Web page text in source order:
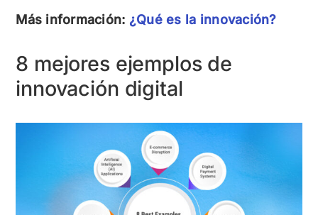
Más información: ¿Qué es la innovación?
8 mejores ejemplos de
innovación digital